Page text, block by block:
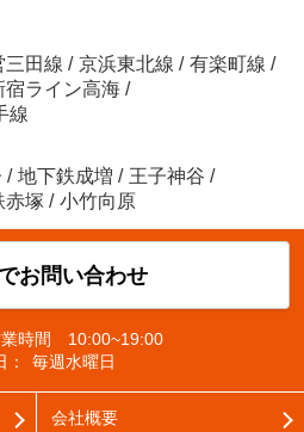
三田線 / 京浜東北線 / 有楽町線 /
宿ライン高海 /
線
/ 地下鉄成増 / 王子神谷 /
赤塚 / 小竹向原
お問い合わせ
業時間 10:00~19:00
：
毎週水曜日
会社概要